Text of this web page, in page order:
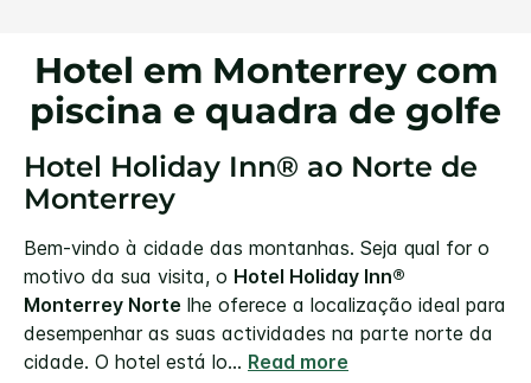
Hotel em Monterrey com
piscina e quadra de golfe
Hotel Holiday Inn® ao Norte de
Monterrey
Bem-vindo à cidade das montanhas. Seja qual for o
motivo da sua visita, o Hotel Holiday Inn®
Monterrey Norte lhe oferece a localização ideal para
desempenhar as suas actividades na parte norte da
cidade. O hotel está lo... Read more